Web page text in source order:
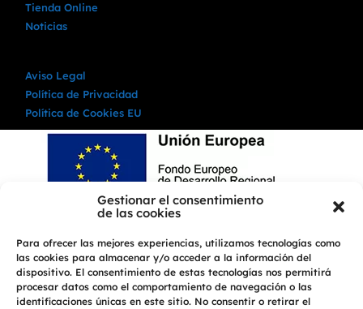
Gestionar el consentimiento
de las cookies
Para ofrecer las mejores experiencias, utilizamos tecnologías como
las cookies para almacenar y/o acceder a la información del
dispositivo. El consentimiento de estas tecnologías nos permitirá
procesar datos como el comportamiento de navegación o las
identificaciones únicas en este sitio. No consentir o retirar el
Tienda Online
Noticias
Aviso Legal
Política de Privacidad
Política de Cookies EU